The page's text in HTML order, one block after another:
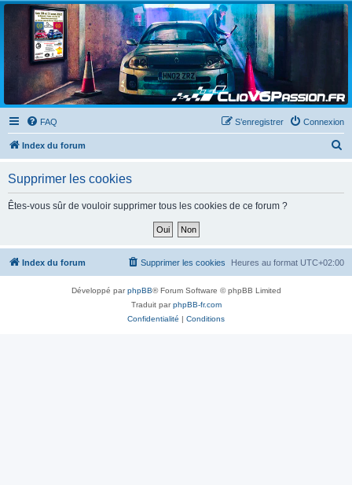
Clio V6 Passion
Le site français des passionnés de Clio V6
FAQ Connexion
S’enregistrer
Index du forum
c
h
Supprimer les cookies
Êtes-vous sûr de vouloir supprimer tous les cookies de ce forum ?
Index du forum Heures au format UTC+02:00
Supprimer les cookies
Développé parphpBB® Forum Software © phpBB Limited
Traduit parphpBB-fr.com
Confidentialité
Conditions